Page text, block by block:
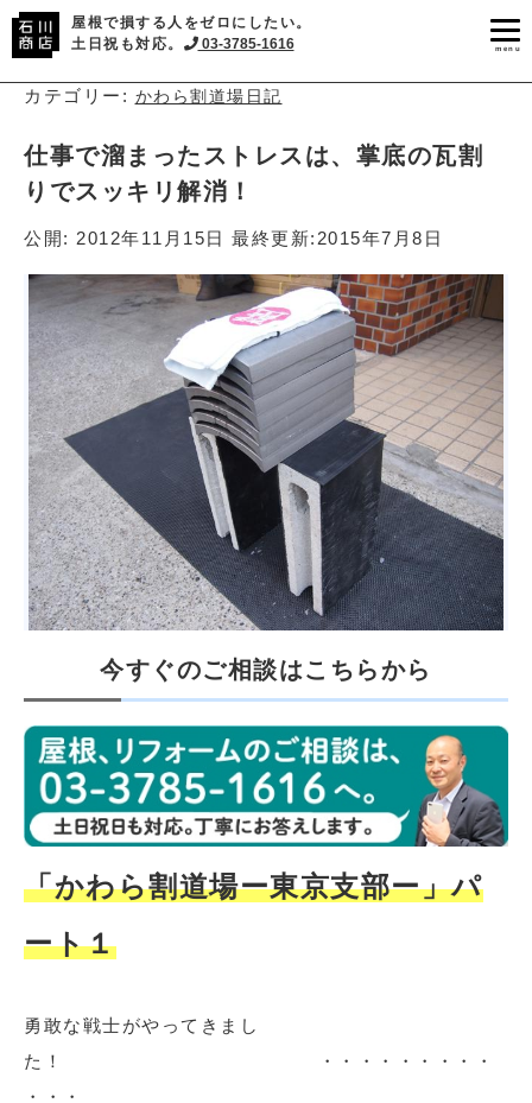
屋根で損する人をゼロにしたい。
土日祝も対応。
03-3785-1616 menu
カテゴリー: かわら割道場日記
仕事で溜まったストレスは、掌底の瓦割
りでスッキリ解消！
公開: 2012年11月15日 最終更新: 2015年7月8日
今すぐのご相談はこちらから
「かわら割道場ー東京支部ー」パ
ート１
勇敢な戦士がやってきまし
た！ ・・・・・・・・・
・・・